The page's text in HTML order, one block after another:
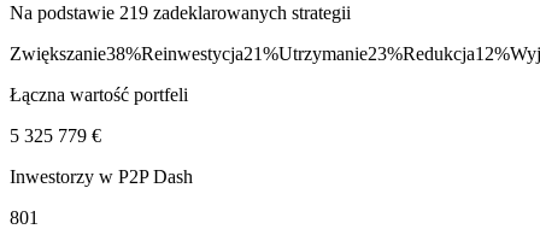
Na podstawie 219 zadeklarowanych strategii
Zwiększanie38%Reinwestycja21%Utrzymanie23%Redukcja12%
Łączna wartość portfeli
5 325 779 €
Inwestorzy w P2P Dash
801